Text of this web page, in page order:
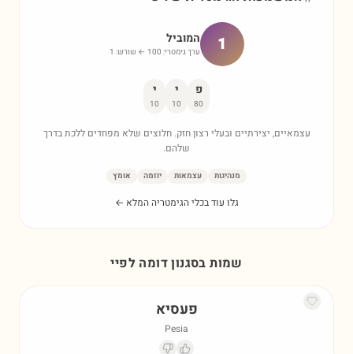
1 המוביל
ערך גימטרי: 100 ← שורש: 1
פ
80
י
10
י
10
עצמאיים, יצירתיים ובעלי רצון חזק. חלוצים שלא מפחדים ללכת בדרך
שלהם.
מנהיגות עצמאות יוזמה אומץ
גלו עוד בכלי הגימטריה המלא ←
שמות בסגנון דומה לפיי
פעסיא
Pesia